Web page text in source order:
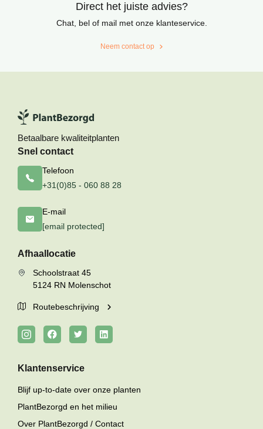
Direct het juiste advies?
Chat, bel of mail met onze klanteservice.
Neem contact op
Betaalbare kwaliteitplanten
Snel contact
Telefoon
+31(0)85 - 060 88 28
E-mail
[email protected]
Afhaallocatie
Schoolstraat 45
5124 RN Molenschot
Routebeschrijving
Klantenservice
Blijf up-to-date over onze planten
PlantBezorgd en het milieu
Over PlantBezorgd / Contact